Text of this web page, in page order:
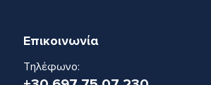
Επικοινωνία
Τηλέφωνο: